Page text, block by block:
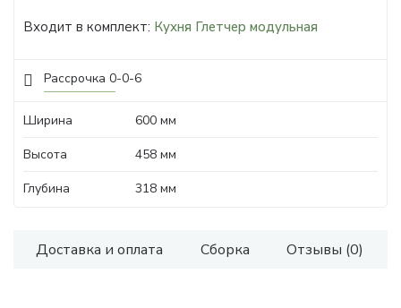
Рассрочка 0-0-6
Входит в комплект: Кухня Глетчер модульная
Ширина
600 мм
Высота
458 мм
Глубина
318 мм
Доставка и оплата Сборка Отзывы (0)